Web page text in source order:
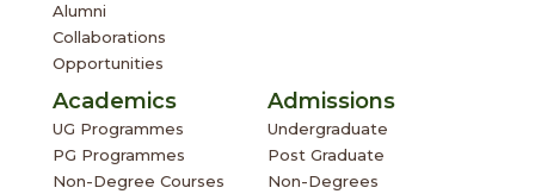
Alumni
Collaborations
Opportunities
Academics
UG Programmes
PG Programmes
Non-Degree Courses
Admissions
Undergraduate
Post Graduate
Non-Degrees